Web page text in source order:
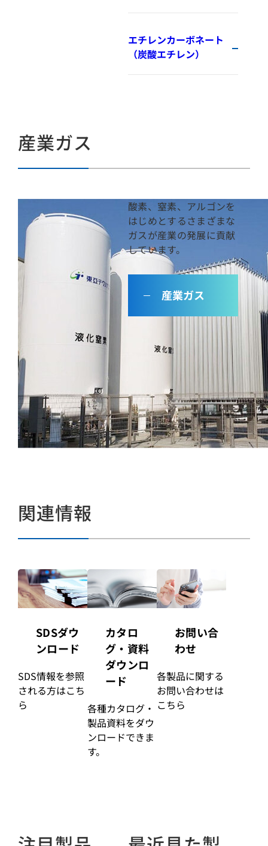
エチレンカーボネート
（炭酸エチレン）
産業ガス
酸素、窒素、アルゴンを
はじめとするさまざまな
ガスが産業の発展に貢献
しています。
産業ガス
関連情報
SDSダウ
ンロード
SDS情報を参照
される方はこち
ら
カタロ
グ・資料
ダウンロ
ード
各種カタログ・
製品資料をダウ
ンロードできま
す。
お問い合
わせ
各製品に関する
お問い合わせは
こちら